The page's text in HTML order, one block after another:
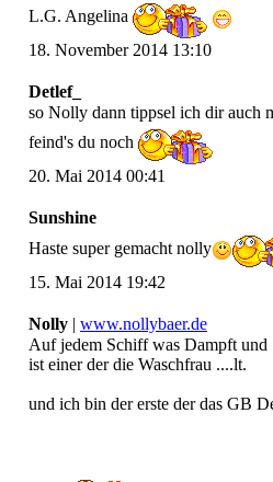
L.G. Angelina
18. November 2014 13:10
Detlef_
so Nolly dann tippsel ich dir auch
feind's du noch
20. Mai 2014 00:41
Sunshine
Haste super gemacht nolly
15. Mai 2014 19:42
Nolly | www.nollybaer.de
Auf jedem Schiff was Dampft und
ist einer der die Waschfrau ....lt.
und ich bin der erste der das GB